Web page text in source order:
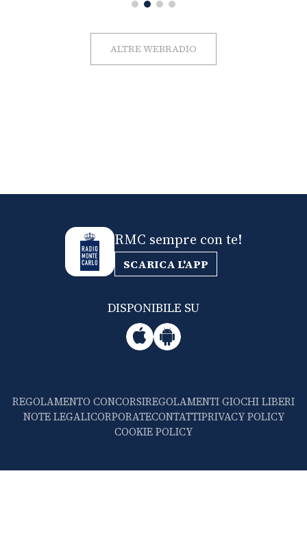
ALTRE WEBRADIO
RMC sempre con te!
SCARICA L'APP
DISPONIBILE SU
REGOLAMENTO CONCORSIREGOLAMENTI GIOCHI LIBERI
NOTE LEGALICORPORATECONTATTIPRIVACY POLICY
COOKIE POLICY